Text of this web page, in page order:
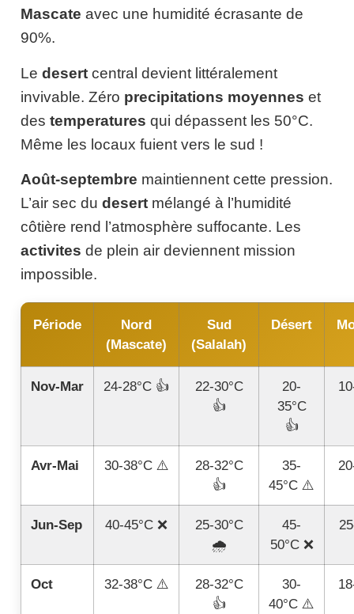
Mascate avec une humidité écrasante de
90%.
Le desert central devient littéralement
invivable. Zéro precipitations moyennes et
des temperatures qui dépassent les 50°C.
Même les locaux fuient vers le sud !
Août-septembre maintiennent cette pression.
L’air sec du desert mélangé à l’humidité
côtière rend l’atmosphère suffocante. Les
activites de plein air deviennent mission
impossible.
Période
Nord
(Mascate)
Sud
(Salalah)
Désert
Nov-Mar 24-28°C 👍
22-30°C
👍
20-
35°C
👍
Avr-Mai 30-38°C ⚠️
28-32°C
👍
35-
45°C ⚠️
Jun-Sep 40-45°C ❌
25-30°C
🌧️
45-
50°C ❌
Oct 32-38°C ⚠️
28-32°C
👍
30-
40°C ⚠️